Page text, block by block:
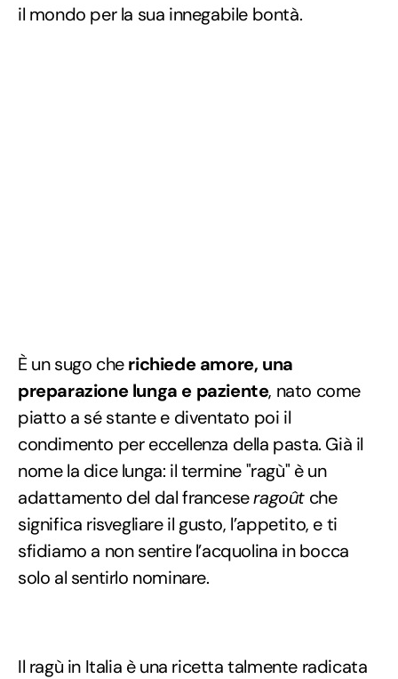
il mondo per la sua innegabile bontà.
È un sugo cherichiede amore, una
preparazione lunga e paziente, nato come
piatto a sé stante e diventato poi il
condimento per eccellenza della pasta. Già il
nome la dice lunga: il termine "ragù" è un
adattamento del dal franceseragoût che
significa risvegliare il gusto, l’appetito, e ti
sfidiamo a non sentire l’acquolina in bocca
solo al sentirlo nominare.
Il ragù in Italia è una ricetta talmente radicata